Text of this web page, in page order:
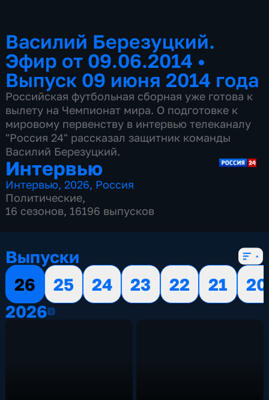
Василий Березуцкий.
Эфир от 09.06.2014 •
Выпуск 09 июня 2014 года
Российская футбольная сборная уже готова к
вылету на Чемпионат мира. О подготовке к
мировому первенству в интервью телеканалу
"Россия 24" рассказал защитник команды
Василий Березуцкий.
Интервью
Интервью,2026, Россия
Политические,
16 сезонов, 16196 выпусков
Выпуски
26
25 24 23 22 21
20
20262026